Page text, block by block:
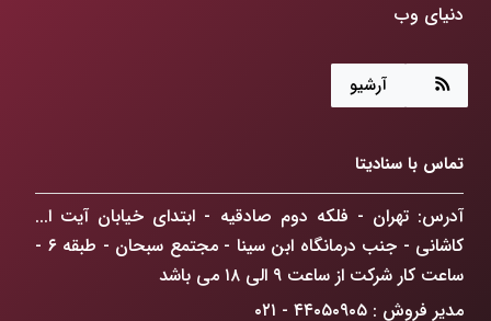
دنیای وب
هوش مصنوعی چگونه جهان ما را متحول می‌کند؟
طراحی سایت: فراتر از رنگ و فرم، ساخت پنجره‌ای به
کسب‌وکار شما را متحول می‌کند
راهکار افزایش فروش آنلاین در تهران: گذار از حضور
دیجیتال به سلطه بازار
آرشیو
تماس با سنادیتا
آدرس: تهران - فلکه دوم صادقیه - ابتدای خیابان آیت ا...
کاشانی - جنب درمانگاه ابن سینا - مجتمع سبحان - طبقه ۶ -
ساعت کار شرکت از ساعت ۹ الی ۱۸ می باشد
مدیر فروش : ۴۴۰۵۰۹۰۵ - ۰۲۱